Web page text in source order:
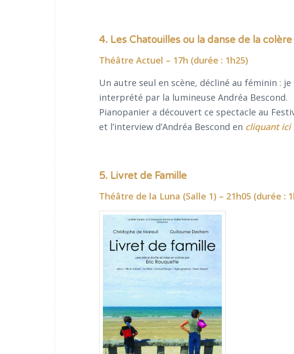
4. Les Chatouilles ou la danse de la colère
Théâtre Actuel – 17h (durée : 1h25)
Un autre seul en scène, décliné au féminin :
interprété par la lumineuse Andréa Bescond.
Pianopanier a découvert ce spectacle au
et l’interview d’Andréa Bescond en cliquant ici
5. Livret de Famille
Théâtre de la Luna (Salle 1) – 21h05 (durée :